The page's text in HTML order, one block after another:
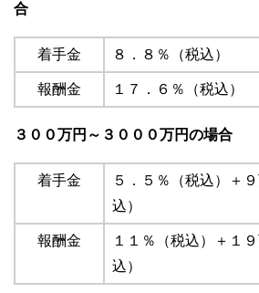
合
着手金 ８．８％（税込）
報酬金 １７．６％（税込）
３００万円～３０００万円の場合
着手金
５．５％（税込）＋
込）
報酬金
１１％（税込）＋１
込）